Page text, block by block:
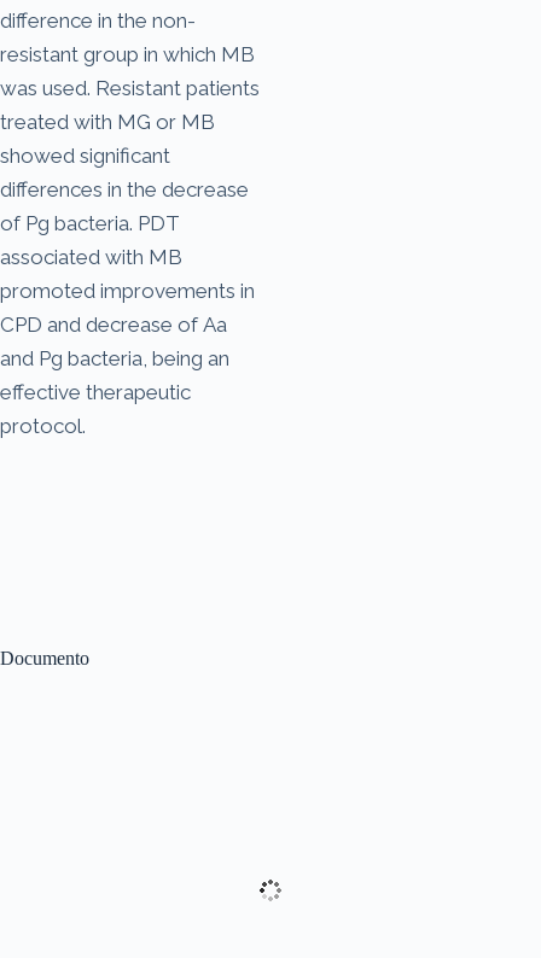
Documento
difference in the non-
resistant group in which MB
was used. Resistant patients
treated with MG or MB
showed significant
differences in the decrease
of Pg bacteria. PDT
associated with MB
promoted improvements in
CPD and decrease of Aa
and Pg bacteria, being an
effective therapeutic
protocol.